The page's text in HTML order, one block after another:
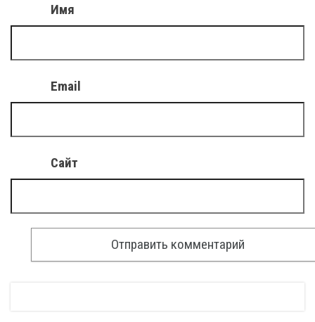
Имя
Email
Сайт